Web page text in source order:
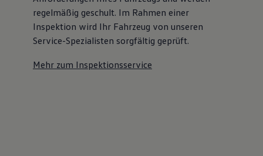
Mehr zum ID. Buzz
Online Beratung
California Welt
California Club
Vanlife
Ratgeber
regelmäßig geschult. Im Rahmen einer
Inspektion wird Ihr Fahrzeug von unseren
Service-Spezialisten sorgfältig geprüft.
Mehr zum Inspektionsservice